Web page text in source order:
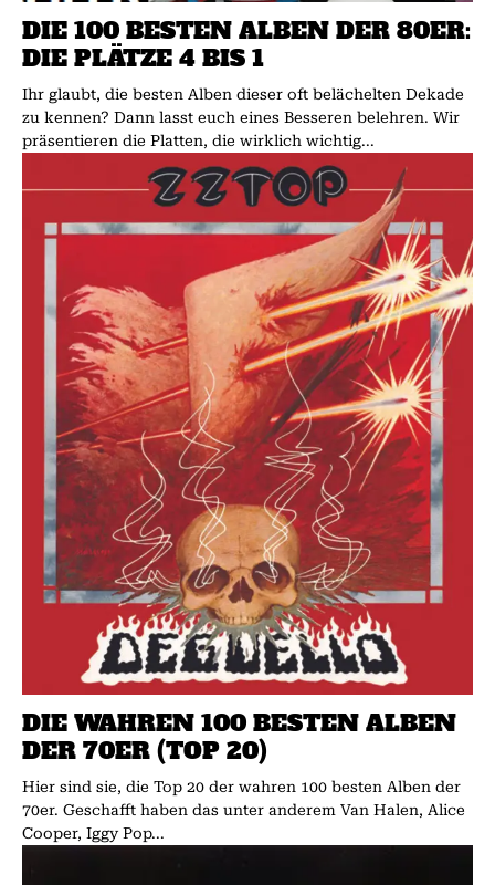
DIE 100 BESTEN ALBEN DER 80ER:
DIE PLÄTZE 4 BIS 1
Ihr glaubt, die besten Alben dieser oft belächelten Dekade
zu kennen? Dann lasst euch eines Besseren belehren. Wir
präsentieren die Platten, die wirklich wichtig...
DIE WAHREN 100 BESTEN ALBEN
DER 70ER (TOP 20)
Hier sind sie, die Top 20 der wahren 100 besten Alben der
70er. Geschafft haben das unter anderem Van Halen, Alice
Cooper, Iggy Pop...